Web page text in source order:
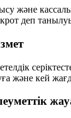
және
деп
және кей